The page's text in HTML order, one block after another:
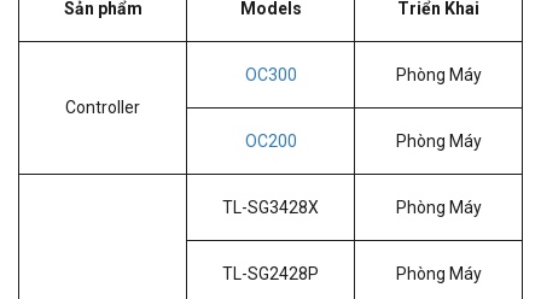
Sản phẩm Models Triển Khai
Controller
OC300 Phòng Máy
OC200 Phòng Máy
TL-SG3428X Phòng Máy
TL-SG2428P Phòng Máy